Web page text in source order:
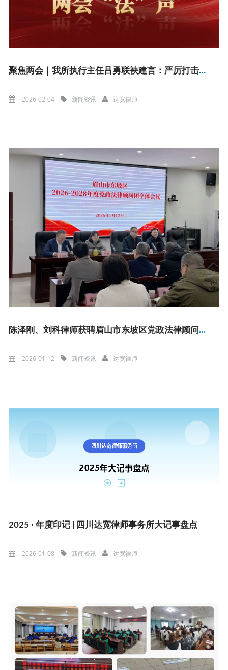
聚焦两会｜我所执行主任吕勇联袂建言：严厉打击职业放贷，护航民营经济稳健发展
2026-02-04 新闻资讯 达宽律师
陈泽刚、刘科律师获聘眉山市东坡区党政法律顾问团成员
2026-01-12 新闻资讯 达宽律师
2025 · 年度印记 | 四川达宽律师事务所大记事盘点
2026-01-08 新闻资讯 达宽律师